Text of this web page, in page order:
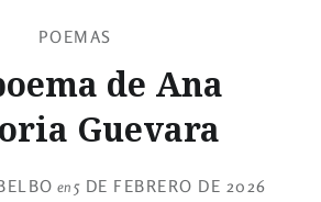
POEMAS
de Ana
Guevara
en5 DE FEBRERO DE 2026